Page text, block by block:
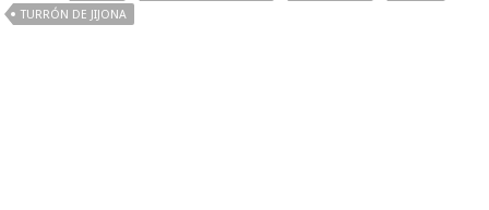
TURRÓN DE JIJONA